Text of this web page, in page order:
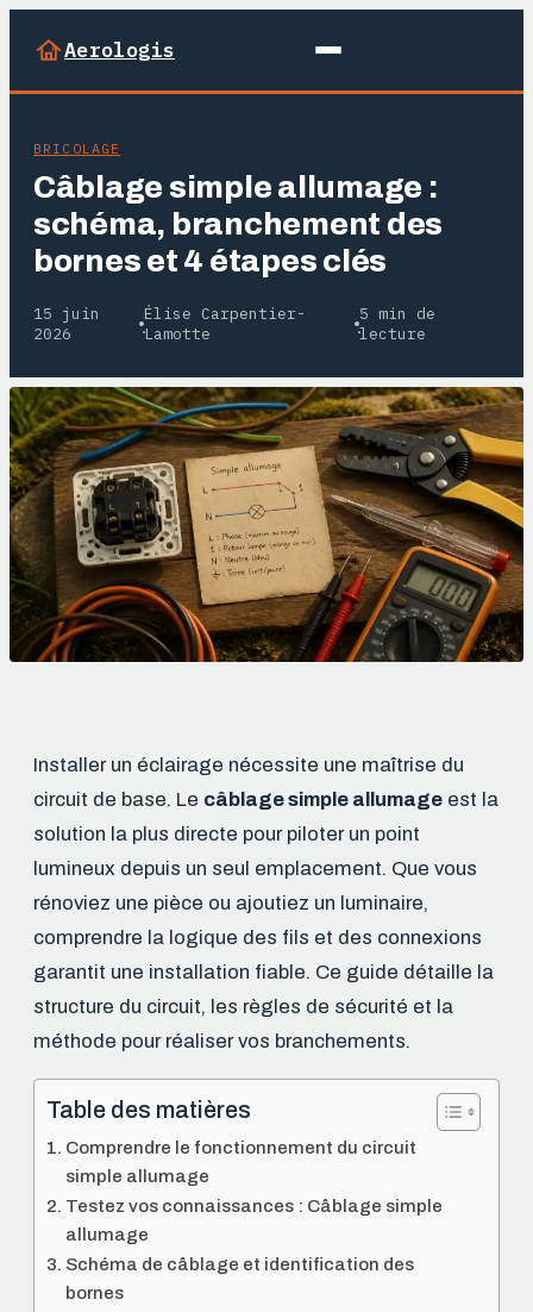
Aerologis
BRICOLAGE
Câblage simple allumage :
schéma, branchement des
bornes et 4 étapes clés
15 juin
2026
·
Élise Carpentier-
Lamotte
·
5 min de
lecture
Installer un éclairage nécessite une maîtrise du
circuit de base. Le câblage simple allumage est la
solution la plus directe pour piloter un point
lumineux depuis un seul emplacement. Que vous
rénoviez une pièce ou ajoutiez un luminaire,
comprendre la logique des fils et des connexions
garantit une installation fiable. Ce guide détaille la
structure du circuit, les règles de sécurité et la
méthode pour réaliser vos branchements.
Table des matières
Comprendre le fonctionnement du circuit
simple allumage
Testez vos connaissances : Câblage simple
allumage
Schéma de câblage et identification des
bornes